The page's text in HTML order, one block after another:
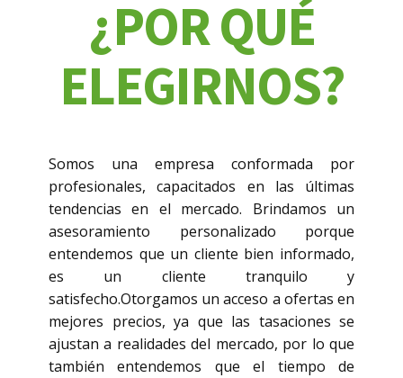
¿POR QUÉ
ELEGIRNOS?
Somos una empresa conformada por
profesionales, capacitados en las últimas
tendencias en el mercado. Brindamos un
asesoramiento personalizado porque
entendemos que un cliente bien informado,
es un cliente tranquilo y
satisfecho.Otorgamos un acceso a ofertas en
mejores precios, ya que las tasaciones se
ajustan a realidades del mercado, por lo que
también entendemos que el tiempo de